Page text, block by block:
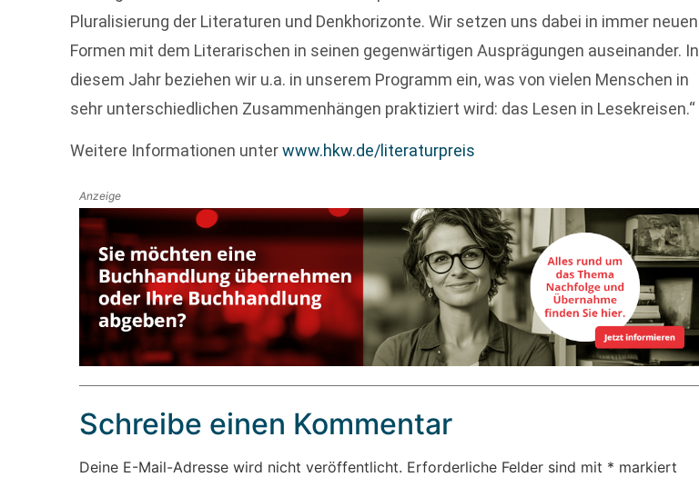
Pluralisierung der Literaturen und Denkhorizonte. Wir setzen uns dabei in immer neuen
Formen mit dem Literarischen in seinen gegenwärtigen Ausprägungen auseinander. In
diesem Jahr beziehen wir u.a. in unserem Programm ein, was von vielen Menschen in
sehr unterschiedlichen Zusammenhängen praktiziert wird: das Lesen in Lesekreisen.“
Weitere Informationen unterwww.hkw.de/literaturpreis
Anzeige
Schreibe einen Kommentar
Deine E-Mail-Adresse wird nicht veröffentlicht. Erforderliche Felder sind mit * markiert